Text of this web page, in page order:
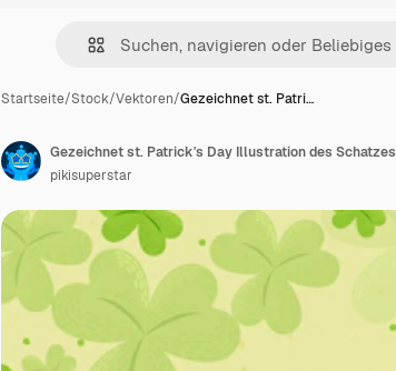
Startseite/Stock/Vektoren/Gezeichnet st. Patri…
Gezeichnet st. Patrick's Day Illustration des Schatzes
pikisuperstar